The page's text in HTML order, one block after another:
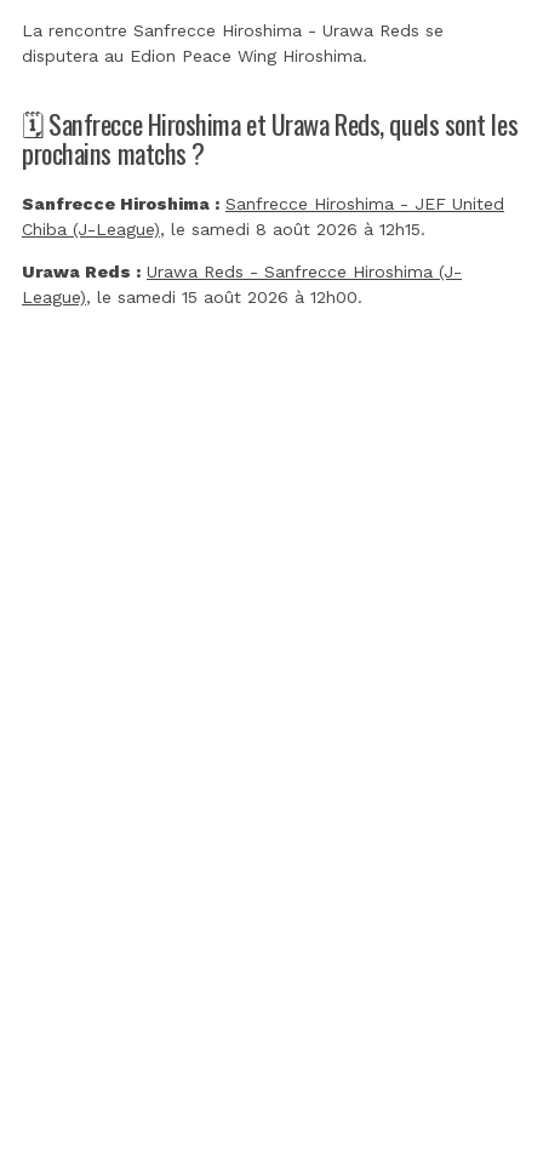
La rencontre Sanfrecce Hiroshima - Urawa Reds se
disputera au Edion Peace Wing Hiroshima.
🗓️ Sanfrecce Hiroshima et Urawa Reds, quels sont les
prochains matchs ?
Sanfrecce Hiroshima : Sanfrecce Hiroshima - JEF United
Chiba (J-League), le samedi 8 août 2026 à 12h15.
Urawa Reds : Urawa Reds - Sanfrecce Hiroshima (J-
League), le samedi 15 août 2026 à 12h00.